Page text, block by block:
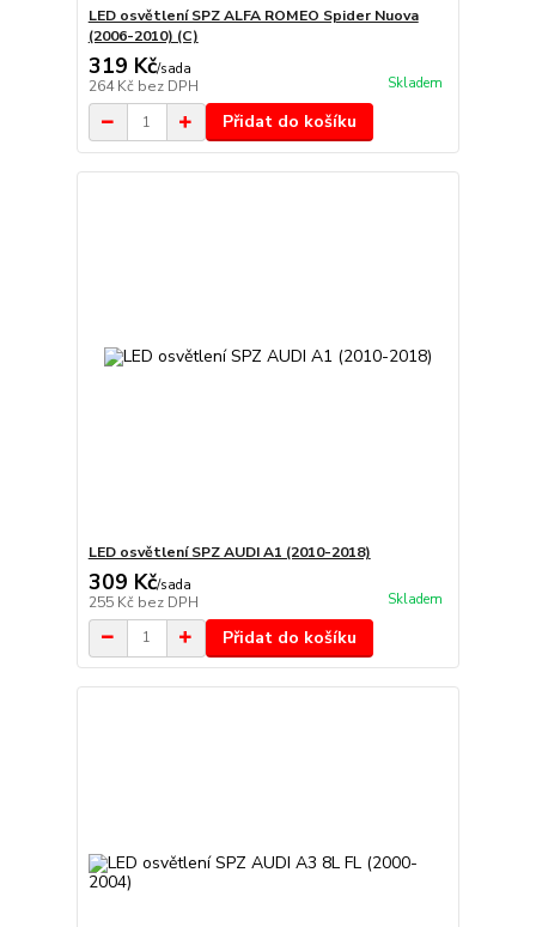
LED osvětlení SPZ ALFA ROMEO Spider Nuova
(2006-2010) (C)
319 Kč/sada
264 Kč bez DPH Skladem
Přidat do košíku
LED osvětlení SPZ AUDI A1 (2010-2018)
309 Kč/sada
255 Kč bez DPH Skladem
Přidat do košíku